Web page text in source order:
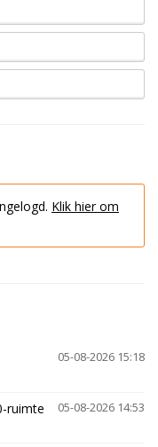
Klik hier om
05-08-2026 15:18
05-08-2026 14:53
ruimte